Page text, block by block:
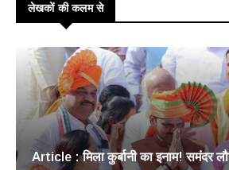
लेखकों की कलम से
Article : मिला कुर्बानी का इनाम! समंदर